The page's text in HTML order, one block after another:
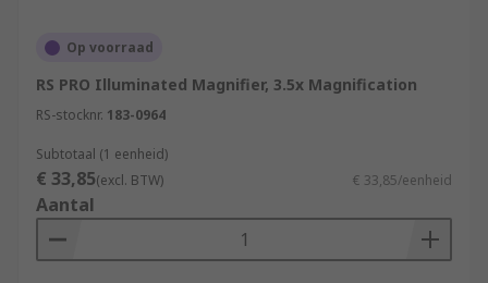
Why choose RS for Magnifiers?
Our comprehensive range and easy browsing
unable you to find the ideal solution for your
needs quickly. Our products are of the highest
quality and supported with technical
documentation, giving you the confidence to
make a considered purchase.
Op voorraad
RS PRO Illuminated Magnifier, 3.5x Magnification
RS-stocknr. 183-0964
Subtotaal (1 eenheid)
€ 33,85(excl. BTW) € 33,85/eenheid
Aantal